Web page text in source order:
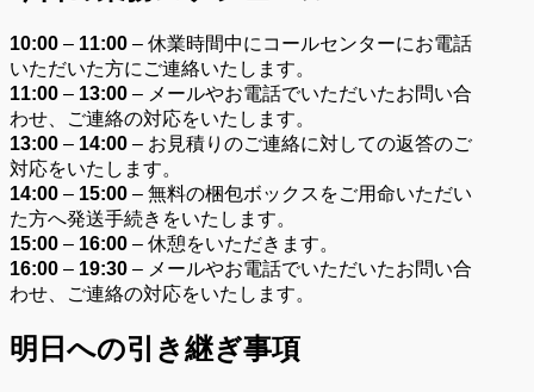
10:00 – 11:00 – 休業時間中にコールセンターにお電話
いただいた方にご連絡いたします。
11:00 – 13:00 – メールやお電話でいただいたお問い合
わせ、ご連絡の対応をいたします。
13:00 – 14:00 – お見積りのご連絡に対しての返答のご
対応をいたします。
14:00 – 15:00 – 無料の梱包ボックスをご用命いただい
た方へ発送手続きをいたします。
15:00 – 16:00 – 休憩をいただきます。
16:00 – 19:30 – メールやお電話でいただいたお問い合
わせ、ご連絡の対応をいたします。
明日への引き継ぎ事項